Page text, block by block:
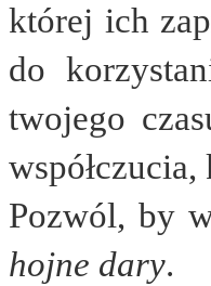
której ich
do
twojego
Pozwól, by
hojne dary.